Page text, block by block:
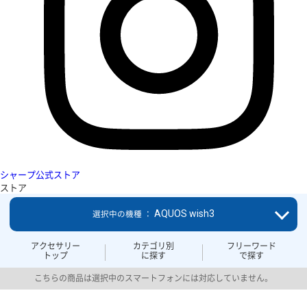
シャープ公式ストア
ストア
アクセサリー
トップ
カテゴリ別
に探す
フリーワード
で探す
選択中の機種 ： AQUOS wish3
こちらの商品は選択中のスマートフォンには対応していません。